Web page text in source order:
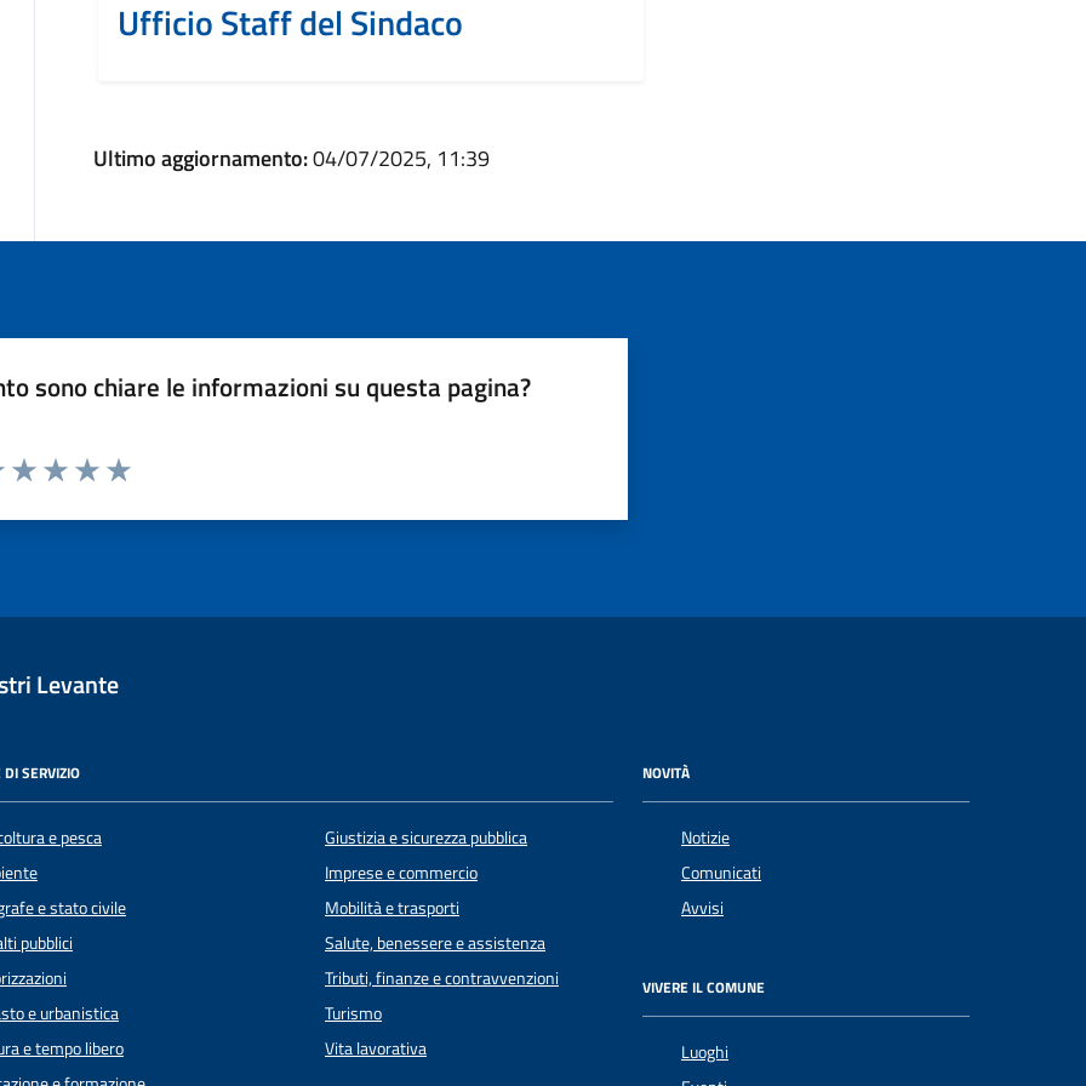
Ufficio Staff del Sindaco
Ultimo aggiornamento:04/07/2025, 11:39
sono chiare le informazioni su questa pagina?
Levante
DI SERVIZIO
e pesca
e stato civile
pubblici
e urbanistica
e tempo libero
Giustizia e sicurezza pubblica
Imprese e commercio
Mobilità e trasporti
Salute, benessere e assistenza
Tributi, finanze e contravvenzioni
Turismo
Vita lavorativa
NOVITÀ
Notizie
Comunicati
Avvisi
VIVERE IL COMUNE
Luoghi